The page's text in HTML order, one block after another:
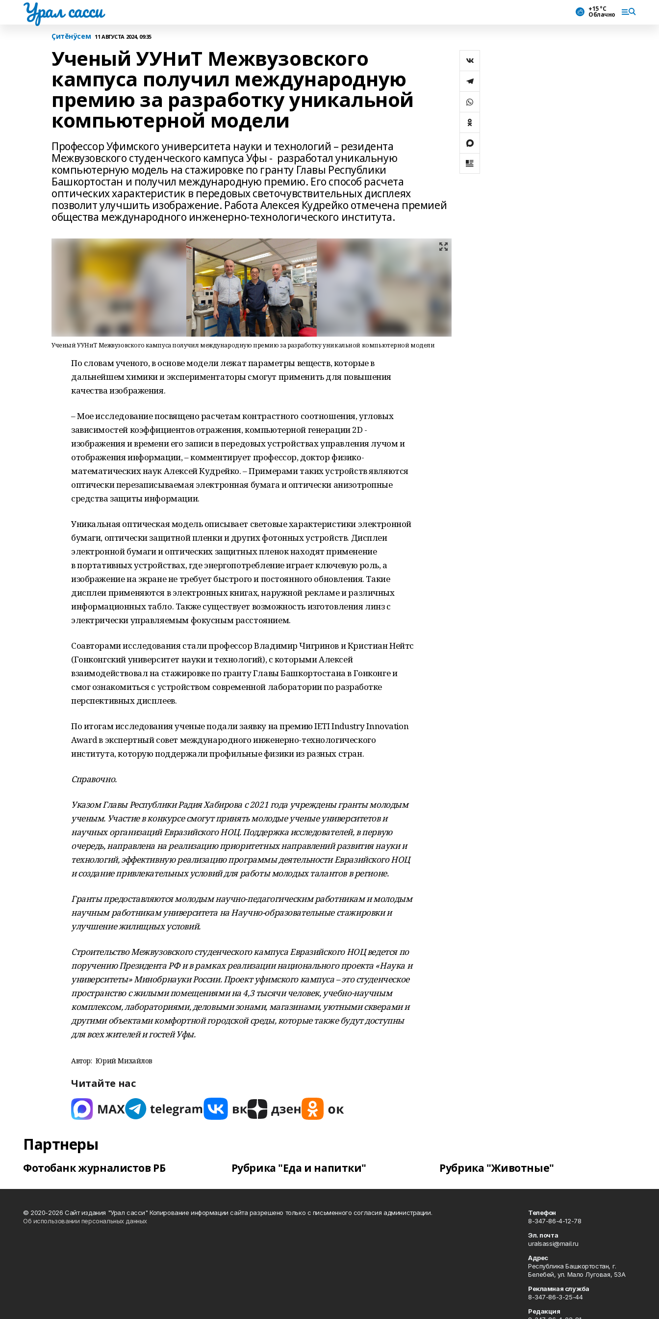
Урал сасси +15 °С
Облачно
Çитĕнÿсем 11 АВГУСТА 2024, 09:35
Ученый УУНиТ Межвузовского
кампуса получил международную
премию за разработку уникальной
компьютерной модели
Профессор Уфимского университета науки и технологий – резидента
Межвузовского студенческого кампуса Уфы - разработал уникальную
компьютерную модель на стажировке по гранту Главы Республики
Башкортостан и получил международную премию. Его способ расчета
оптических характеристик в передовых светочувствительных дисплеях
позволит улучшить изображение. Работа Алексея Кудрейко отмечена премией
общества международного инженерно-технологического института.
Ученый УУНиТ Межвузовского кампуса получил международную премию за разработку уникальной компьютерной модели
По словам ученого, в основе модели лежат параметры веществ, которые в
дальнейшем химики и экспериментаторы смогут применить для повышения
качества изображения.
– Мое исследование посвящено расчетам контрастного соотношения, угловых
зависимостей коэффициентов отражения, компьютерной генерации 2D -
изображения и времени его записи в передовых устройствах управления лучом и
отображения информации, – комментирует профессор, доктор физико-
математических наук Алексей Кудрейко. – Примерами таких устройств являются
оптически перезаписываемая электронная бумага и оптически анизотропные
средства защиты информации.
Уникальная оптическая модель описывает световые характеристики электронной
бумаги, оптически защитной пленки и других фотонных устройств. Дисплеи
электронной бумаги и оптических защитных пленок находят применение
в портативных устройствах, где энергопотребление играет ключевую роль, а
изображение на экране не требует быстрого и постоянного обновления. Такие
дисплеи применяются в электронных книгах, наружной рекламе и различных
информационных табло. Также существует возможность изготовления линз с
электрически управляемым фокусным расстоянием.
Соавторами исследования стали профессор Владимир Чигринов и Кристиан Нейтс
(Гонконгский университет науки и технологий), с которыми Алексей
взаимодействовал на стажировке по гранту Главы Башкортостана в Гонконге и
смог ознакомиться с устройством современной лаборатории по разработке
перспективных дисплеев.
По итогам исследования ученые подали заявку на премию IETI Industry Innovation
Award в экспертный совет международного инженерно-технологического
института, которую поддержали профильные физики из разных стран.
Справочно.
Указом Главы Республики Радия Хабирова с 2021 года учреждены гранты молодым
ученым. Участие в конкурсе смогут принять молодые ученые университетов и
научных организаций Евразийского НОЦ. Поддержка исследователей, в первую
очередь, направлена на реализацию приоритетных направлений развития науки и
технологий, эффективную реализацию программы деятельности Евразийского НОЦ
и создание привлекательных условий для работы молодых талантов в регионе.
Гранты предоставляются молодым научно-педагогическим работникам и молодым
научным работникам университета на Научно-образовательные стажировки и
улучшение жилищных условий.
Строительство Межвузовского студенческого кампуса Евразийского НОЦ ведется по
поручению Президента РФ и в рамках реализации национального проекта «Наука и
университеты» Минобрнауки России. Проект уфимского кампуса – это студенческое
пространство с жилыми помещениями на 4,3 тысячи человек, учебно-научным
комплексом, лабораториями, деловыми зонами, магазинами, уютными скверами и
другими объектами комфортной городской среды, которые также будут доступны
для всех жителей и гостей Уфы.
Автор: Юрий Михайлов
Читайте нас
Партнеры
Фотобанк журналистов РБ Рубрика "Еда и напитки" Рубрика "Животные"
© 2020-2026 Сайт издания "Урал сасси" Копирование информации сайта разрешено только с письменного согласия администрации.
Об использовании персональных данных
Телефон
8-347-86-4-12-78
Эл. почта
uralsassi@mail.ru
Адрес
Республика Башкортостан, г.
Белебей, ул. Мало Луговая, 53А
Рекламная служба
8-347-86-3-25-44
Редакция